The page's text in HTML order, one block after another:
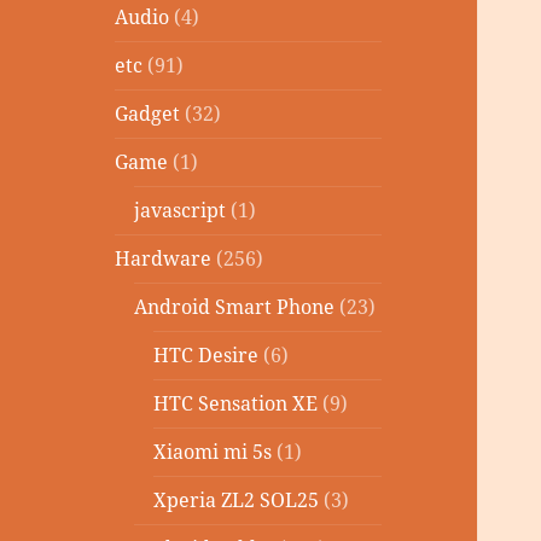
Audio (4)
etc (91)
Gadget (32)
Game (1)
javascript (1)
Hardware (256)
Android Smart Phone (23)
HTC Desire (6)
HTC Sensation XE (9)
Xiaomi mi 5s (1)
Xperia ZL2 SOL25 (3)